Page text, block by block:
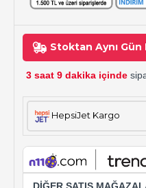
Stoktan Aynı Gün
3 saat 9 dakika içinde
HepsiJet Kargo